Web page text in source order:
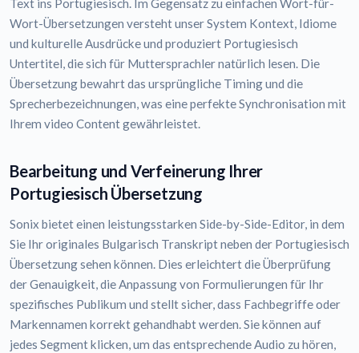
Text ins Portugiesisch. Im Gegensatz zu einfachen Wort-für-
Wort-Übersetzungen versteht unser System Kontext, Idiome
und kulturelle Ausdrücke und produziert Portugiesisch
Untertitel, die sich für Muttersprachler natürlich lesen. Die
Übersetzung bewahrt das ursprüngliche Timing und die
Sprecherbezeichnungen, was eine perfekte Synchronisation mit
Ihrem video Content gewährleistet.
Bearbeitung und Verfeinerung Ihrer
Portugiesisch Übersetzung
Sonix bietet einen leistungsstarken Side-by-Side-Editor, in dem
Sie Ihr originales Bulgarisch Transkript neben der Portugiesisch
Übersetzung sehen können. Dies erleichtert die Überprüfung
der Genauigkeit, die Anpassung von Formulierungen für Ihr
spezifisches Publikum und stellt sicher, dass Fachbegriffe oder
Markennamen korrekt gehandhabt werden. Sie können auf
jedes Segment klicken, um das entsprechende Audio zu hören,